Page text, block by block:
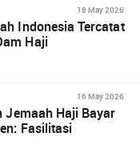
18 May 2026
Indonesia Tercatat
Haji
16 May 2026
Jemaah Haji Bayar
Fasilitasi